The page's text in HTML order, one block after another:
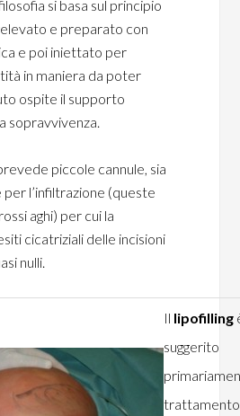
si basa sul principio
e preparato con
e poi iniettato per
in maniera da poter
ospite il supporto
sopravvivenza.
piccole cannule, sia
l’infiltrazione (queste
aghi) per cui la
cicatriziali delle incisioni
nulli.
Il lipofilling
suggerito